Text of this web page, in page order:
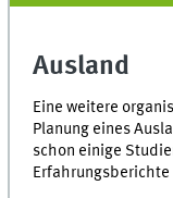
Ausland
Eine weitere
Planung eines
schon einige